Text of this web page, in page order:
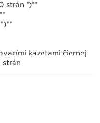
strán *)**
kazetami čiernej
strán